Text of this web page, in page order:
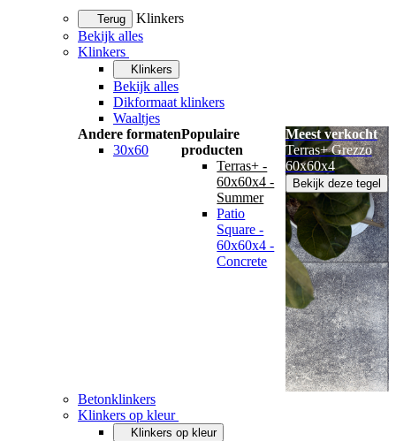
Terug
Klinkers
Bekijk alles
Klinkers
Klinkers
Bekijk alles
Dikformaat klinkers
Waaltjes
Andere formaten
30x60
Populaire
producten
Terras+ -
60x60x4 -
Summer
Patio
Square -
60x60x4 -
Concrete
Meest verkocht
Terras+ Grezzo
60x60x4
Bekijk deze tegel
Betonklinkers
Klinkers op kleur
Klinkers op kleur